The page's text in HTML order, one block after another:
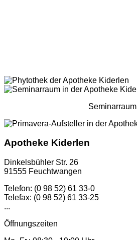
Seminarraum
Apotheke Kiderlen
Dinkelsbühler Str. 26
91555 Feuchtwangen
Telefon: (0 98 52) 61 33-0
Telefax: (0 98 52) 61 33-25
...
Öffnungszeiten